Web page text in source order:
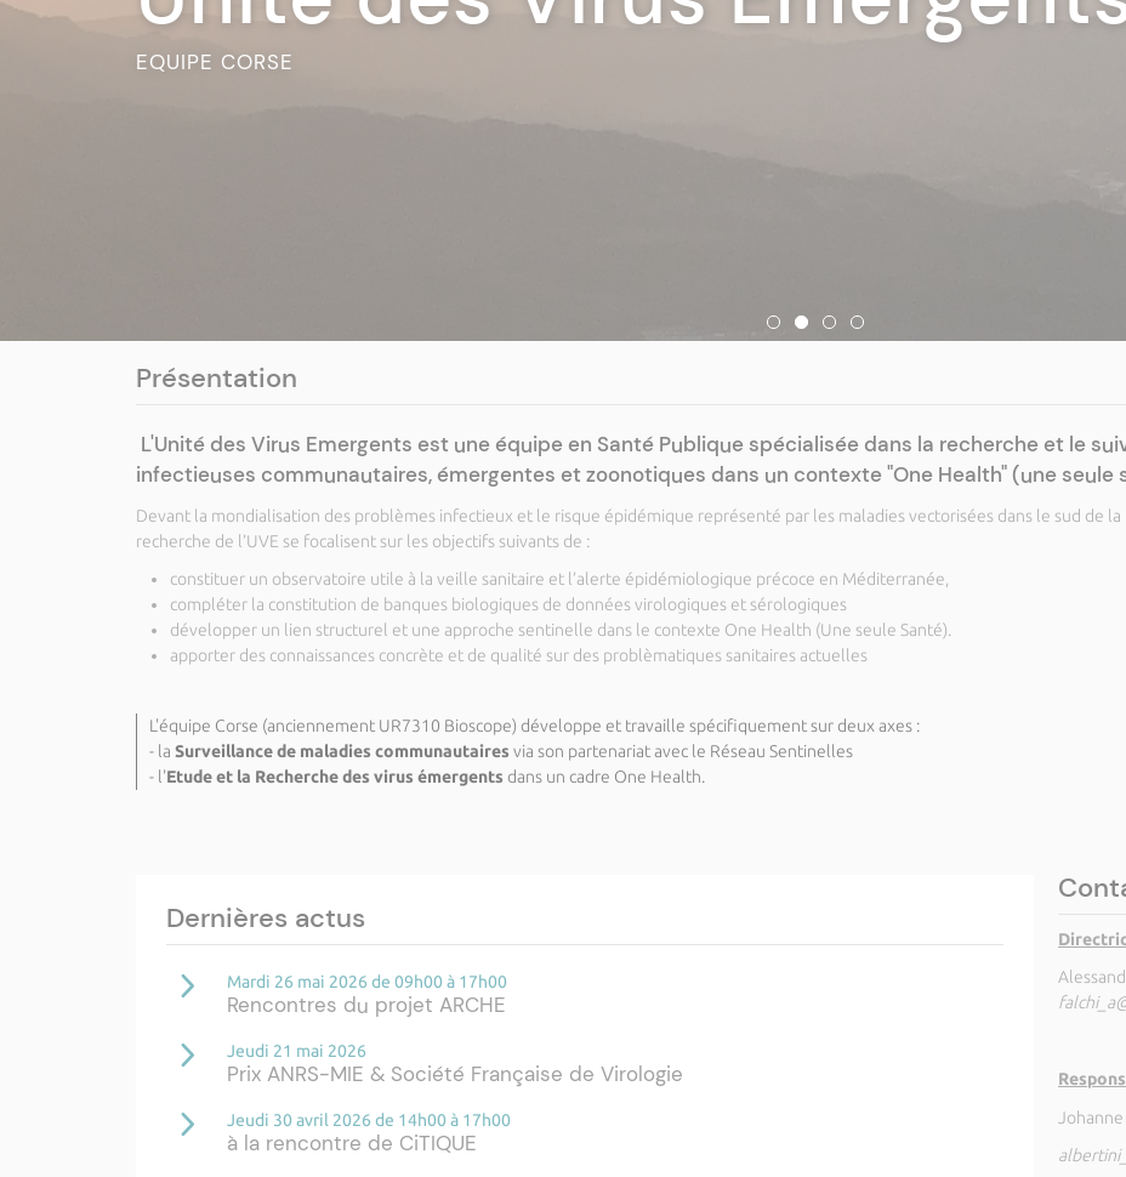
EQUIPE CORSE
Présentation
L'Unité des Virus Emergents est une équipe en Santé Publique spécialisée dans la recherche et le
infectieuses communautaires, émergentes et zoonotiques dans un contexte "One Health" (une seule
Devant la mondialisation des problèmes infectieux et le risque épidémique représenté par les maladies vectorisées dans le sud de
recherche de l’UVE se focalisent sur les objectifs suivants de :
constituer un observatoire utile à la veille sanitaire et l’alerte épidémiologique précoce en Méditerranée,
compléter la constitution de banques biologiques de données virologiques et sérologiques
développer un lien structurel et une approche sentinelle dans le contexte One Health (Une seule Santé).
apporter des connaissances concrète et de qualité sur des problèmatiques sanitaires actuelles
L'équipe Corse (anciennement UR7310 Bioscope) développe et travaille spécifiquement sur deux axes :
- la Surveillance de maladies communautaires via son partenariat avec le Réseau Sentinelles
- l'Etude et la Recherche des virus émergents dans un cadre One Health.
Dernières actus
Mardi 26 mai 2026 de 09h00 à 17h00
Rencontres du projet ARCHE
Jeudi 21 mai 2026
Prix ANRS-MIE & Société Française de Virologie
Jeudi 30 avril 2026 de 14h00 à 17h00
à la rencontre de CiTIQUE